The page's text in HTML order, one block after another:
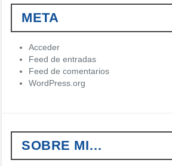
META
Acceder
Feed de entradas
Feed de comentarios
WordPress.org
SOBRE MI…